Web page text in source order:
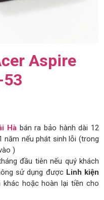
Aspire
Hà bán ra bảo hành dài 12
năm nếu phát sinh lỗi (trong
)
đầu tiên nếu quý khách
sử dụng được Linh kiện
hoặc hoàn lại tiền cho